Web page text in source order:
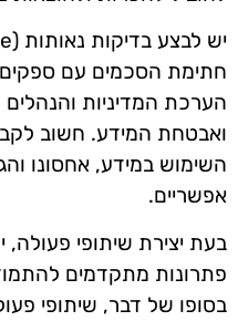
חתימת הסכמים עם
הערכת המדיניות
ואבטחת המידע. חשוב
השימוש במידע, אחסונו
אפשריים.
בעת יצירת שיתופי
בסופו של דבר, שיתופי